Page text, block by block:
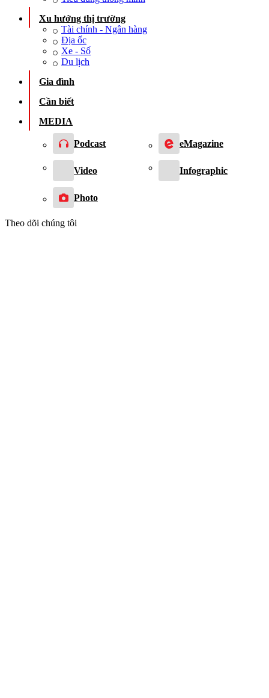
Xu hướng thị trường
Tài chính - Ngân hàng
Địa ốc
Xe - Số
Du lịch
Gia đình
Cần biết
MEDIA
Podcast eMagazine
Video Infographic
Photo
Theo dõi chúng tôi